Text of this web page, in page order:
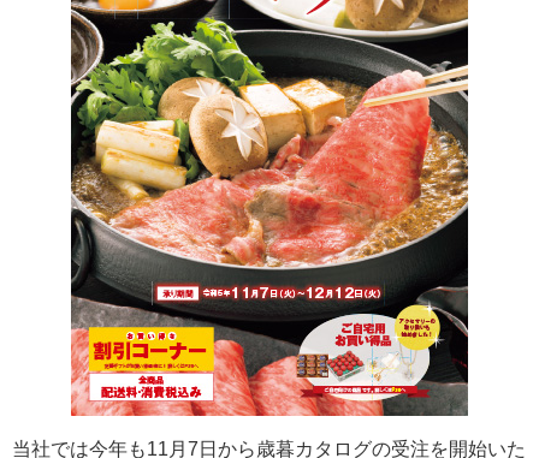
当社では今年も11月7日から歳暮カタログの受注を開始いた